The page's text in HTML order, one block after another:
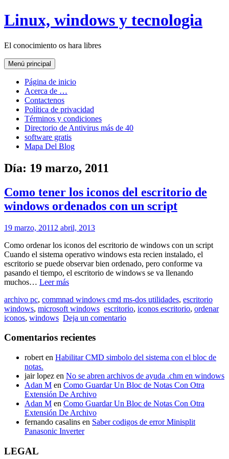
Saltar
al
Linux, windows y tecnologia
El conocimiento os hara libres
Menú principal
Página de inicio
Acerca de …
Contactenos
Política de privacidad
Términos y condiciones
Directorio de Antivirus más de 40
software gratis
Mapa Del Blog
Día: 19 marzo, 2011
Como tener los iconos del escritorio de
windows ordenados con un script
19 marzo, 2011 2 abril, 2013
Como ordenar los iconos del escritorio de windows con un script
Cuando el sistema operativo windows esta recien instalado, el
escritorio se puede observar bien ordenado, pero conforme va
pasando el tiempo, el escritorio de windows se va llenando
muchos… Leer másComo
los
iconos
del
de
ordenados
un
script
archivo pc, commnad windows cmd ms-dos utilidades, escritorio
windows, microsoft windows escritorio, iconos escritorio, ordenar
iconos, windows Deja un comentario
Comentarios recientes
robert en Habilitar CMD simbolo del sistema con el bloc de
notas.
jair lopez en No se abren archivos de ayuda .chm en windows
Adan M en Como Guardar Un Bloc de Notas Con Otra
Extensión De Archivo
Adan M en Como Guardar Un Bloc de Notas Con Otra
Extensión De Archivo
fernando casalins en Saber codigos de error Minisplit
Panasonic Inverter
LEGAL